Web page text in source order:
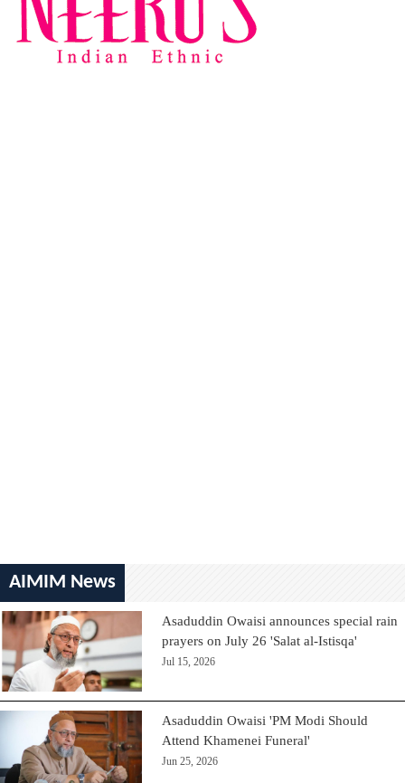
AIMIM News
Asaduddin Owaisi announces special rain
prayers on July 26 'Salat al-Istisqa'
Jul 15, 2026
Asaduddin Owaisi 'PM Modi Should
Attend Khamenei Funeral'
Jun 25, 2026